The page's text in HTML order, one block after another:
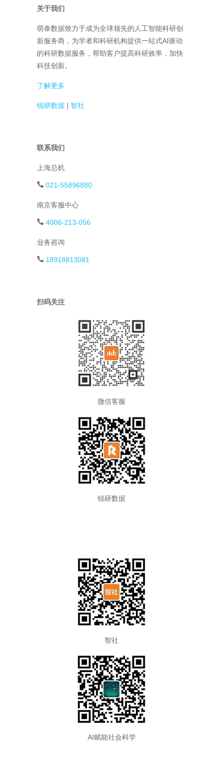
关于我们
萌泰数据致力于成为全球领先的人工智能科研创
新服务商，为学者和科研机构提供一站式AI驱动
的科研数据服务，帮助客户提高科研效率，加快
科技创新。
了解更多
锐研数据 | 智社
联系我们
上海总机
021-55896880
南京客服中心
4006-213-056
业务咨询
18918813081
扫码关注
微信客服
锐研数据
智社
AI赋能社会科学